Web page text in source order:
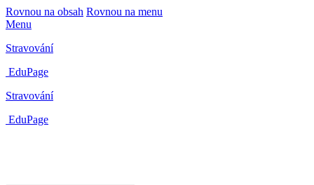
Rovnou na obsah Rovnou na menu
Menu
Stravování
EduPage
Stravování
EduPage